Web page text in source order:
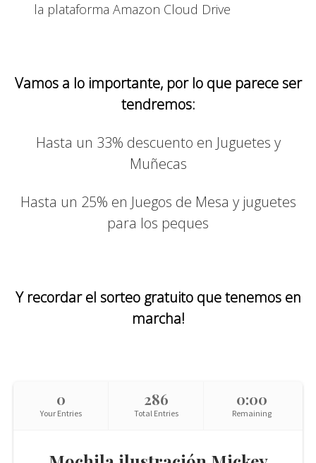
la plataforma Amazon Cloud Drive
Vamos a lo importante, por lo que parece ser
tendremos:
Hasta un 33% descuento en Juguetes y
Muñecas
Hasta un 25% en Juegos de Mesa y juguetes
para los peques
Y recordar el sorteo gratuito que tenemos en
marcha!